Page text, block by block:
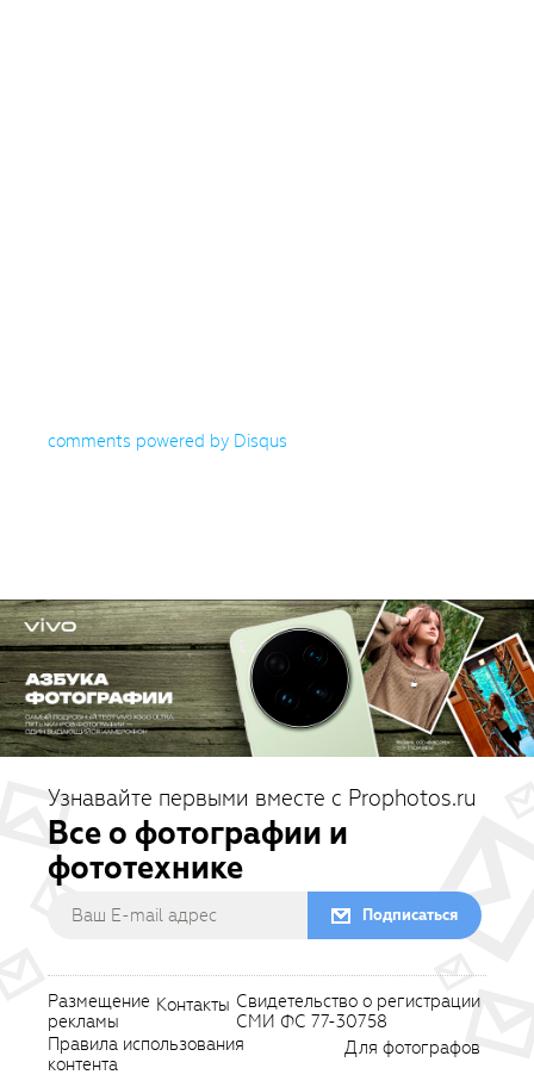
comments powered by Disqus
Узнавайте первыми вместе с Prophotos.ru
Все о фотографии и
фототехнике
Подписаться
Размещение
рекламы
Контакты Свидетельство о регистрации
СМИ ФС 77-30758
Правила использования
контента
Для фотографов